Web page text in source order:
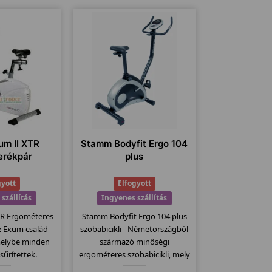
II XTR
Ergométeres
család
minden
Stamm Bodyfit Ergo 104
plus
Elfogyott
Ingyenes szállítás
Stamm Bodyfit Ergo 104 plus
szobabicikli - Németországból
származó minőségi
ergométeres szobabicikli, mely